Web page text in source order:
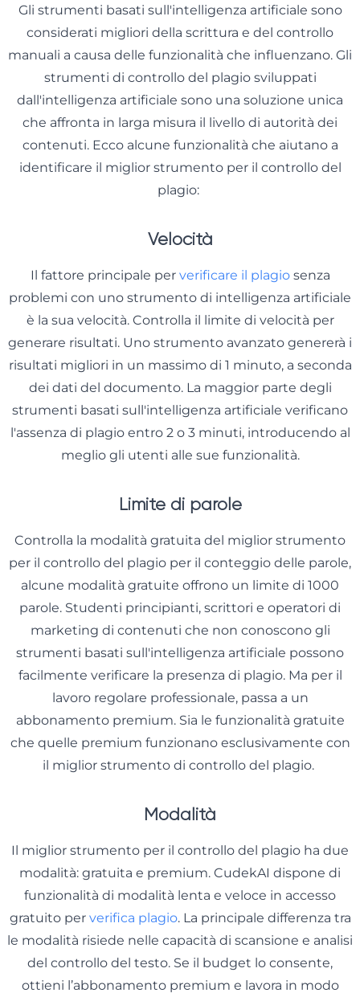
Gli strumenti basati sull'intelligenza artificiale sono
considerati migliori della scrittura e del controllo
manuali a causa delle funzionalità che influenzano. Gli
strumenti di controllo del plagio sviluppati
dall'intelligenza artificiale sono una soluzione unica
che affronta in larga misura il livello di autorità dei
contenuti. Ecco alcune funzionalità che aiutano a
identificare il miglior strumento per il controllo del
plagio:
Velocità
Il fattore principale per verificare il plagiosenza
problemi con uno strumento di intelligenza artificiale
è la sua velocità. Controlla il limite di velocità per
generare risultati. Uno strumento avanzato genererà i
risultati migliori in un massimo di 1 minuto, a seconda
dei dati del documento. La maggior parte degli
strumenti basati sull'intelligenza artificiale verificano
l'assenza di plagio entro 2 o 3 minuti, introducendo al
meglio gli utenti alle sue funzionalità.
Limite di parole
Controlla la modalità gratuita del miglior strumento
per il controllo del plagio per il conteggio delle parole,
alcune modalità gratuite offrono un limite di 1000
parole. Studenti principianti, scrittori e operatori di
marketing di contenuti che non conoscono gli
strumenti basati sull'intelligenza artificiale possono
facilmente verificare la presenza di plagio. Ma per il
lavoro regolare professionale, passa a un
abbonamento premium. Sia le funzionalità gratuite
che quelle premium funzionano esclusivamente con
il miglior strumento di controllo del plagio.
Modalità
Il miglior strumento per il controllo del plagio ha due
modalità: gratuita e premium. CudekAI dispone di
funzionalità di modalità lenta e veloce in accesso
gratuito per verifica plagio. La principale differenza tra
le modalità risiede nelle capacità di scansione e analisi
del controllo del testo. Se il budget lo consente,
ottieni l’abbonamento premium e lavora in modo